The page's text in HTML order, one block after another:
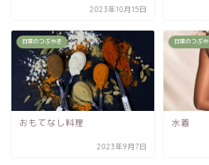
2023年10月15日
日常のつぶやき
おもてなし料理
2023年9月7日
日常のつぶや
水着